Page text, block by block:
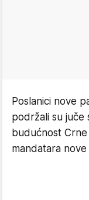
Poslanici nove
podržali su juče
budućnost
mandatara nove